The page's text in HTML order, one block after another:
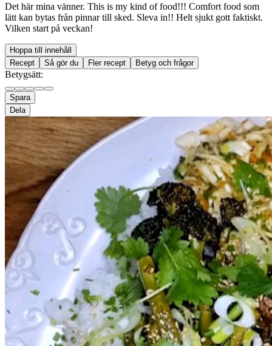
Det här mina vänner. This is my kind of food!!! Comfort food som
lätt kan bytas från pinnar till sked. Sleva in!! Helt sjukt gott faktiskt.
Vilken start på veckan!
Hoppa till innehåll
Recept
Så gör du Fler recept Betyg och frågor
Betygsätt:
Spara
Dela